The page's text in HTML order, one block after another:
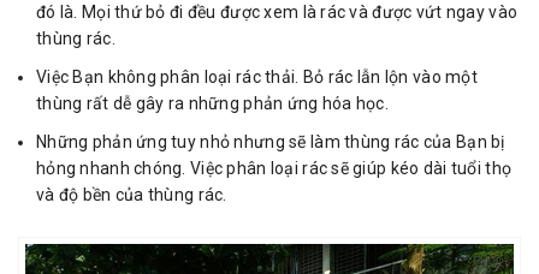
đó là. Mọi thứ bỏ đi đều được xem là rác và được vứt ngay vào
thùng rác.
Việc Bạn không phân loại rác thải. Bỏ rác lẫn lộn vào một
thùng rất dễ gây ra những phản ứng hóa học.
Những phản ứng tuy nhỏ nhưng sẽ làm thùng rác của Bạn bị
hỏng nhanh chóng. Việc phân loại rác sẽ giúp kéo dài tuổi thọ
và độ bền của thùng rác.